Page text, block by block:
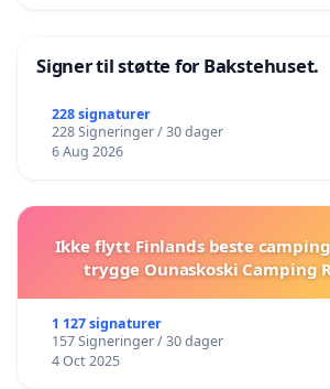
Signer til støtte for Bakstehuset.
228 signaturer
228 Signeringer / 30 dager
6 Aug 2026
Ikke flytt Finlands beste
trygge Ounaskoski Camping
1 127 signaturer
157 Signeringer / 30 dager
4 Oct 2025